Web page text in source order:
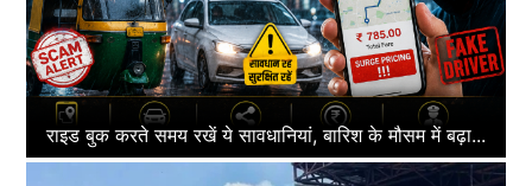
राइड बुक करते समय रखें ये सावधानियां, बारिश के मौसम में बढ़ा...